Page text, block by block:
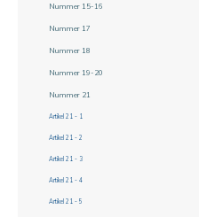
Nummer 15-16
Nummer 17
Nummer 18
Nummer 19-20
Nummer 21
Artikel 21 - 1
Artikel 21 - 2
Artikel 21 - 3
Artikel 21 - 4
Artikel 21 - 5